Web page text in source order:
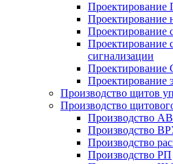
Проектирование
Проектирование
Проектирование
сигнализации
Проектирование
Производство щитов
Производство
Производство
Производство
Производство
Производство РП